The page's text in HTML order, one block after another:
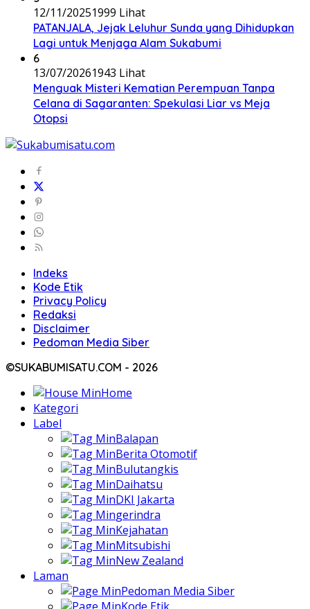
12/11/20251999 Lihat
PATANJALA, Jejak Leluhur Sunda yang Dihidupkan
Lagi untuk Menjaga Alam Sukabumi
6
13/07/20261943 Lihat
Menguak Misteri Kematian Perempuan Tanpa
Celana di Sagaranten: Spekulasi Liar vs Meja
Otopsi
Indeks
Kode Etik
Privacy Policy
Redaksi
Disclaimer
Pedoman Media Siber
©SUKABUMISATU.COM - 2026
Home
Kategori
Label
Balapan
Berita Otomotif
Bulutangkis
Daihatsu
DKI Jakarta
gerindra
Kejahatan
Mitsubishi
New Zealand
Laman
Pedoman Media Siber